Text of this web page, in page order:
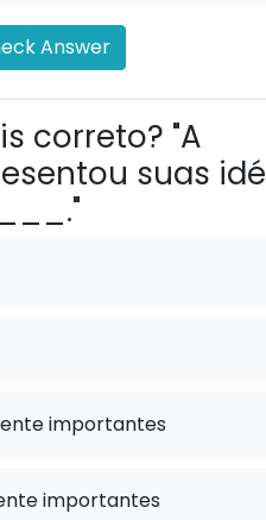
Answer
correto? "A
suas
importantes
importantes